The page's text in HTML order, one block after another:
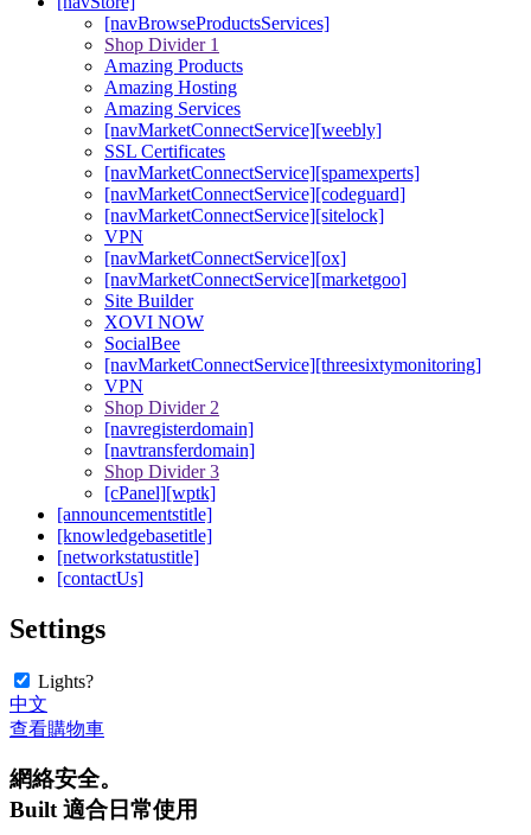
[navBrowseProductsServices]
Shop Divider 1
Amazing Products
Amazing Hosting
Amazing Services
[navMarketConnectService][weebly]
SSL Certificates
[navMarketConnectService][spamexperts]
[navMarketConnectService][codeguard]
[navMarketConnectService][sitelock]
VPN
[navMarketConnectService][ox]
[navMarketConnectService][marketgoo]
Site Builder
XOVI NOW
SocialBee
[navMarketConnectService][threesixtymonitoring]
VPN
Shop Divider 2
[navregisterdomain]
[navtransferdomain]
Shop Divider 3
[cPanel][wptk]
[announcementstitle]
[knowledgebasetitle]
[networkstatustitle]
[contactUs]
Settings
Lights?
中文
查看購物車
網絡安全。
Built 適合日常使用